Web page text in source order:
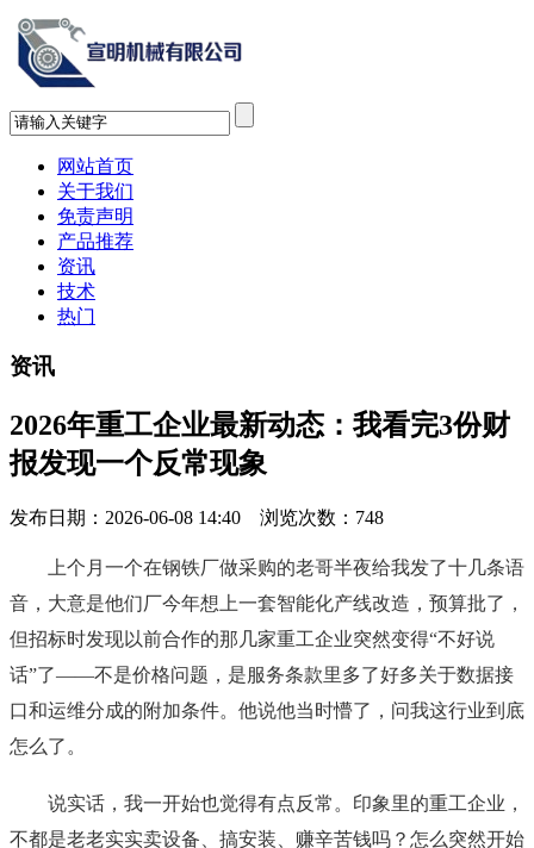
网站首页
关于我们
免责声明
产品推荐
资讯
技术
热门
资讯
2026年重工企业最新动态：我看完3份财
报发现一个反常现象
发布日期：2026-06-08 14:40 浏览次数： 748
上个月一个在钢铁厂做采购的老哥半夜给我发了十几条语
音，大意是他们厂今年想上一套智能化产线改造，预算批了，
但招标时发现以前合作的那几家重工企业突然变得“不好说
话”了——不是价格问题，是服务条款里多了好多关于数据接
口和运维分成的附加条件。他说他当时懵了，问我这行业到底
怎么了。
说实话，我一开始也觉得有点反常。印象里的重工企业，
不都是老老实实卖设备、搞安装、赚辛苦钱吗？怎么突然开始